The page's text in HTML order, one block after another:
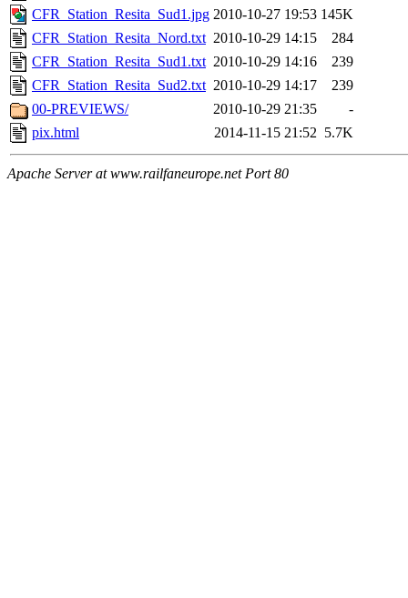
CFR_Station_Resita_Sud1.jpg 2010-10-27 19:53 145K
CFR_Station_Resita_Nord.txt 2010-10-29 14:15
284
CFR_Station_Resita_Sud1.txt 2010-10-29 14:16
239
CFR_Station_Resita_Sud2.txt 2010-10-29 14:17
239
00-PREVIEWS/
2010-10-29 21:35
-
pix.html
2014-11-15 21:52 5.7K
Apache Server at www.railfaneurope.net Port 80